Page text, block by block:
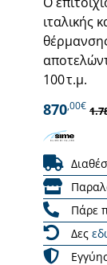
ιταλικής
100 τ.μ.
870,00€
Πάρε
Δες